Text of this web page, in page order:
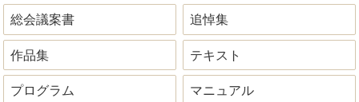
総会議案書 追悼集
作品集 テキスト
プログラム マニュアル